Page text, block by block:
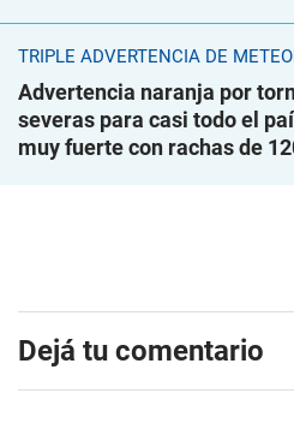
TRIPLE ADVERTENCIA DE
Advertencia naranja por
severas para casi todo el
muy fuerte con rachas de
Dejá tu comentario